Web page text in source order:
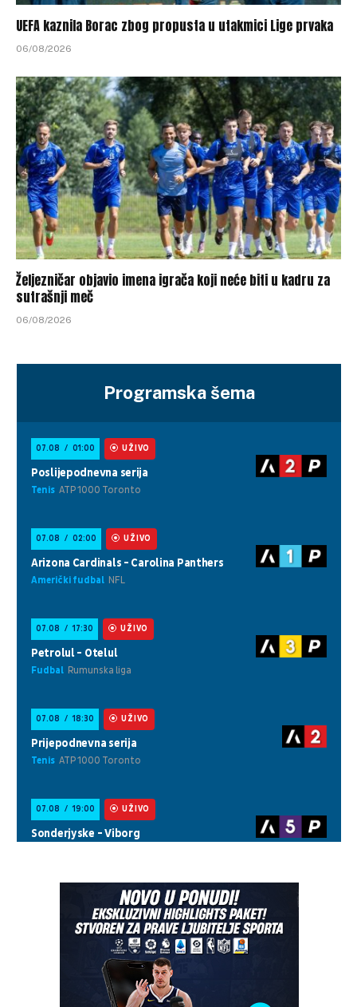
UEFA kaznila Borac zbog propusta u utakmici Lige prvaka
06/08/2026
Željezničar objavio imena igrača koji neće biti u kadru za
sutrašnji meč
06/08/2026
Programska šema